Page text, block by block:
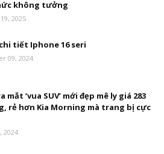
không tưởng
2025
tiết Iphone 16 seri
09, 2024
mắt ‘vua SUV’ mới đẹp mê ly giá 283
rẻ hơn Kia Morning mà trang bị cực
2024